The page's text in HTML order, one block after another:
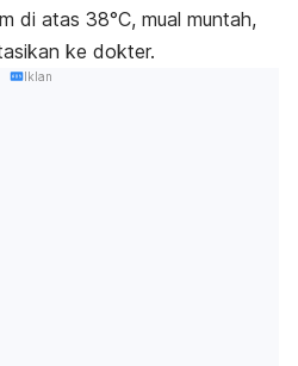
di atas 38°C, mual muntah,
ke dokter.
Iklan